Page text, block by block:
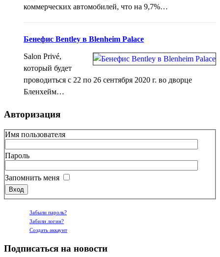
коммерческих автомобилей, что на 9,7%…
Бенефис Bentley в Blenheim Palace
Salon Privé,
который будет
проводиться с 22 по 26 сентября 2020 г. во дворце
Бленхейм…
Авторизация
Имя пользователя
Пароль
Запомнить меня
Забыли пароль?
Забили логин?
Создать аккаунт
Подписаться на новости